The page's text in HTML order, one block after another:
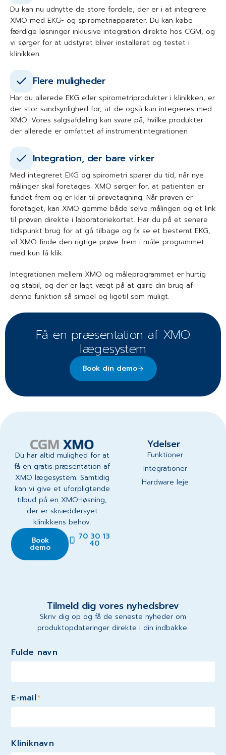
Du kan nu udnytte de store fordele, der er i at integrere
XMO med EKG- og spirometriapparater. Du kan købe
færdige løsninger inklusive integration direkte hos CGM, og
vi sørger for at udstyret bliver installeret og testet i
klinikken.
Flere muligheder
Har du allerede EKG eller spirometriprodukter i klinikken, er
der stor sandsynlighed for, at de også kan integreres med
XMO. Vores salgsafdeling kan svare på, hvilke produkter
der allerede er omfattet af instrumentintegrationen
Integration, der bare virker
Med integreret EKG og spirometri sparer du tid, når nye
målinger skal foretages. XMO sørger for, at patienten er
fundet frem og er klar til prøvetagning. Når prøven er
foretaget, kan XMO gemme både selve målingen og et link
til prøven direkte i laboratoriekortet. Har du på et senere
tidspunkt brug for at gå tilbage og fx se et bestemt EKG,
vil XMO finde den rigtige prøve frem i måle-programmet
med kun få klik.
Integrationen mellem XMO og måleprogrammet er hurtig
og stabil, og der er lagt vægt på at gøre din brug af
denne funktion så simpel og ligetil som muligt.
Få en præsentation af XMO
lægesystem
Book din demo
Du har altid mulighed for at
få en gratis præsentation af
XMO lægesystem. Samtidig
kan vi give et uforpligtende
tilbud på en XMO-løsning,
der er skræddersyet
klinikkens behov.
Book
demo
70 30 13
40
Ydelser
Funktioner
Integrationer
Hardware leje
Tilmeld dig vores nyhedsbrev
Skriv dig op og få de seneste nyheder om
produktopdateringer direkte i din indbakke.
Fulde navn
E-mail*
Kliniknavn